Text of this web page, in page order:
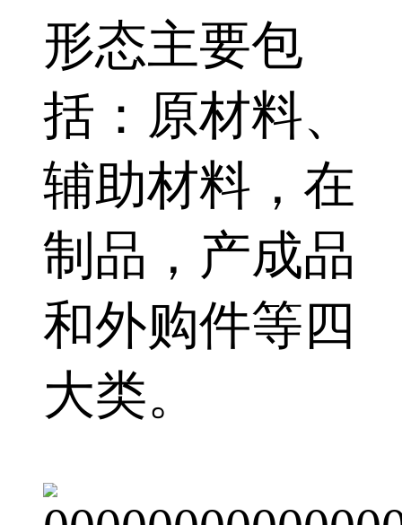
形态主要包
括：原材料、
辅助材料，在
制品，产成品
和外购件等四
大类。